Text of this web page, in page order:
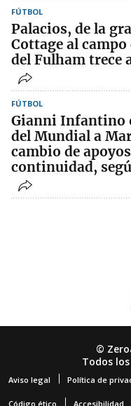
FÚTBOL
Palacios, de la
Cottage al
del Fulham trece
FÚTBOL
Gianni Infantino
del Mundial a
cambio de
continuidad,
©
Todos
Aviso legal Política de
Código ético Accesibilidad